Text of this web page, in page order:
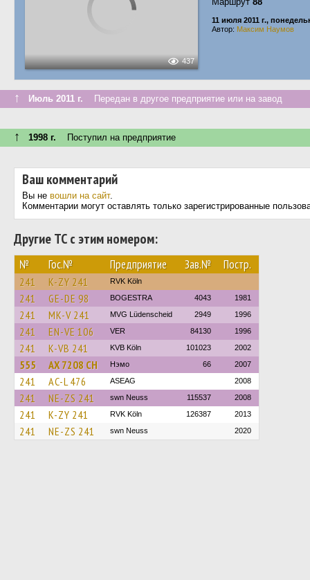
437
11 июля 2011 г.,
Автор: Максим Наумов
↑ Июль 2011 г. Передан в другое предприятие или на завод
↑ 1998 г. Поступил на предприятие
Ваш комментарий
Вы не вошли на сайт.
Комментарии могут оставлять только зарегистрированные
Другие ТС с этим номером:
№ Гос.№ Предприятие Зав.№ Постр.
241 K-ZY 241 RVK Köln
241 GE-DE 98 BOGESTRA 4043 1981
241 MK-V 241 MVG Lüdenscheid 2949 1996
241 EN-VE 106 VER 84130 1996
241 K-VB 241 KVB Köln 101023 2002
555 AX 7208 CH Нэмо 66 2007
241 AC-L 476 ASEAG 2008
241 NE-ZS 241 swn Neuss 115537 2008
241 K-ZY 241 RVK Köln 126387 2013
241 NE-ZS 241 swn Neuss 2020